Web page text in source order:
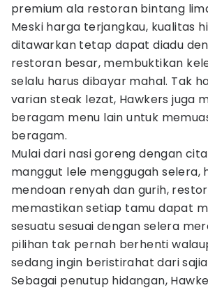
premium ala restoran bintang
Meski harga terjangkau, kualitas
ditawarkan tetap dapat diadu
restoran besar, membuktikan
selalu harus dibayar mahal. Tak
varian steak lezat, Hawkers juga
beragam menu lain untuk
beragam.
Mulai dari nasi goreng dengan
manggut lele menggugah selera,
mendoan renyah dan gurih,
memastikan setiap tamu dapat
sesuatu sesuai dengan selera
pilihan tak pernah berhenti
sedang ingin beristirahat dari
Sebagai penutup hidangan,